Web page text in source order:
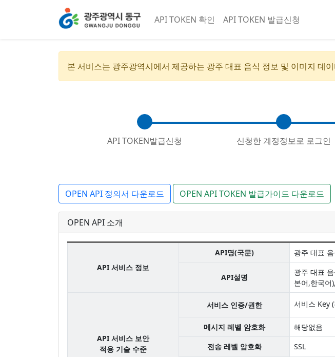
API TOKEN 확인 API TOKEN 발급신청
본 서비스는 광주광역시에서 제공하는 광주 대표 음식 정보 및 이미지 데
API TOKEN발급신청 신청한 계정정보로 로그인
OPEN API 정의서 다운로드 OPEN API TOKEN 발급가이드 다운로드
OPEN API 소개
API 서비스 정보
API명(국문) 광주 대표
API설명
광주 대표
본어,한국어
API 서비스 보안
적용 기술 수준
서비스 인증/권한 서비스 Key
메시지 레벨 암호화
해당없음
전송 레벨 암호화
SSL